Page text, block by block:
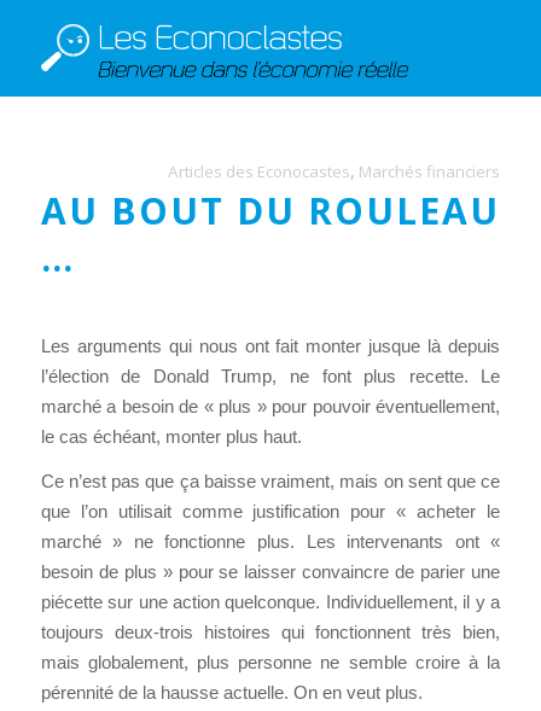
Articles des Econocastes, Marchés financiers
AU BOUT DU ROULEAU
…
Les arguments qui nous ont fait monter jusque là depuis
l’élection de Donald Trump, ne font plus recette. Le
marché a besoin de « plus » pour pouvoir éventuellement,
le cas échéant, monter plus haut.
Ce n’est pas que ça baisse vraiment, mais on sent que ce
que l’on utilisait comme justification pour « acheter le
marché » ne fonctionne plus. Les intervenants ont «
besoin de plus » pour se laisser convaincre de parier une
piécette sur une action quelconque. Individuellement, il y a
toujours deux-trois histoires qui fonctionnent très bien,
mais globalement, plus personne ne semble croire à la
pérennité de la hausse actuelle. On en veut plus.